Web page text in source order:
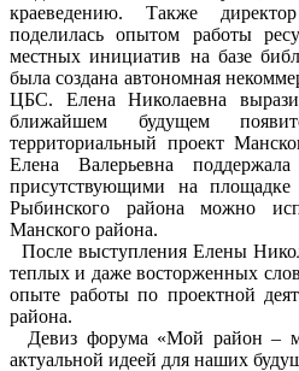
краеведению. Также
поделилась опытом работы
местных инициатив на базе
была создана автономная
ЦБС. Елена Николаевна
ближайшем будущем
территориальный проект
Елена Валерьевна
присутствующими на
Рыбинского района можно
Манского района.
После выступления Елены
теплых и даже восторженных
опыте работы по проектной
района.
Девиз форума «Мой район –
актуальной идеей для наших